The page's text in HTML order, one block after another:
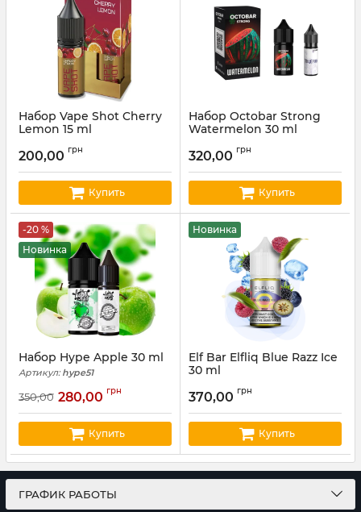
Набор Vape Shot Cherry
Lemon 15 ml
200,00 грн
Купить
Набор Octobar Strong
Watermelon 30 ml
320,00 грн
Купить
-20 %
Новинка
Набор Hype Apple 30 ml
Артикул:hype51
350,00 280,00 грн
Купить
Новинка
Elf Bar Elfliq Blue Razz Ice
30 ml
370,00 грн
Купить
ГРАФИК РАБОТЫ